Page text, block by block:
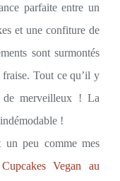
parfaite entre un
et une confiture de
sont surmontés
fraise. Tout ce qu’il y
merveilleux ! La
!
un peu comme mes
Cupcakes Vegan au